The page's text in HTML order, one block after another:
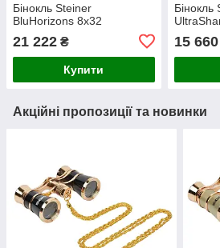
Бінокль Steiner
BluHorizons 8x32
21 222 ₴
Купити
Бінокль
15 660
Акційні пропозиції та новинки